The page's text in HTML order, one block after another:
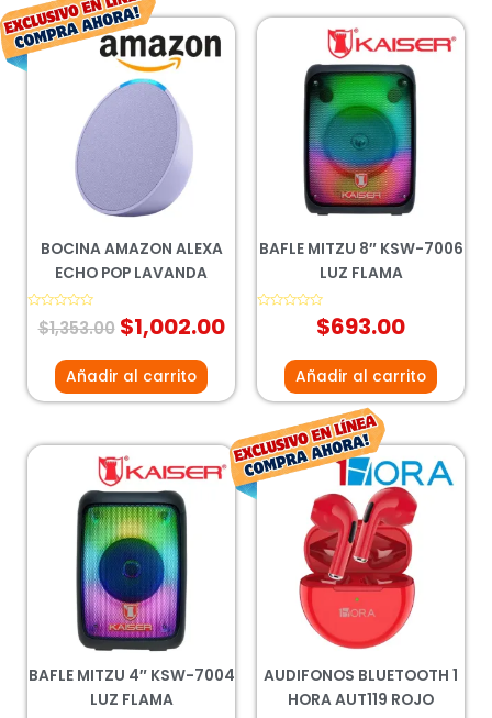
BOCINA AMAZON ALEXA
ECHO POP LAVANDA
Valorado
con
$1,353.00
El
precio
original
$1,353.00.
$1,002.00
El
$1,002.00.
Añadir al carrito
BAFLE MITZU 8″ KSW-7006
LUZ FLAMA
$693.00
Añadir al carrito
BAFLE MITZU 4″ KSW-7004
LUZ FLAMA
AUDIFONOS BLUETOOTH 1
HORA AUT119 ROJO
El
precio
original
era:
$195.00.
El